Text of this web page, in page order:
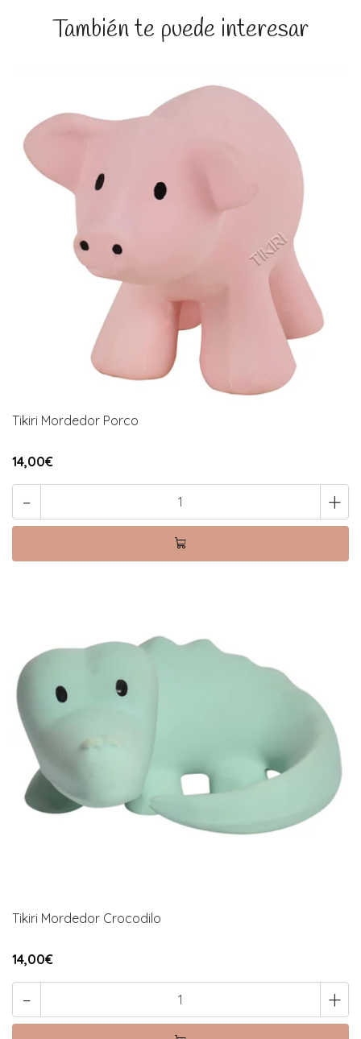
También te puede interesar
Tikiri Mordedor Porco
14,00€
- +
Tikiri Mordedor Crocodilo
14,00€
- +